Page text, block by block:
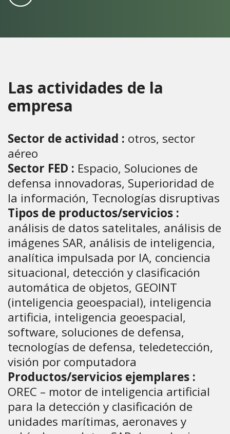
Las actividades de la
empresa
Sector de actividad : otros, sector
aéreo
Sector FED : Espacio, Soluciones de
defensa innovadoras, Superioridad de
la información, Tecnologías disruptivas
Tipos de productos/servicios :
análisis de datos satelitales, análisis de
imágenes SAR, análisis de inteligencia,
analítica impulsada por IA, conciencia
situacional, detección y clasificación
automática de objetos, GEOINT
(inteligencia geoespacial), inteligencia
artificia, inteligencia geoespacial,
software, soluciones de defensa,
tecnologías de defensa, teledetección,
visión por computadora
Productos/servicios ejemplares :
OREC – motor de inteligencia artificial
para la detección y clasificación de
unidades marítimas, aeronaves y